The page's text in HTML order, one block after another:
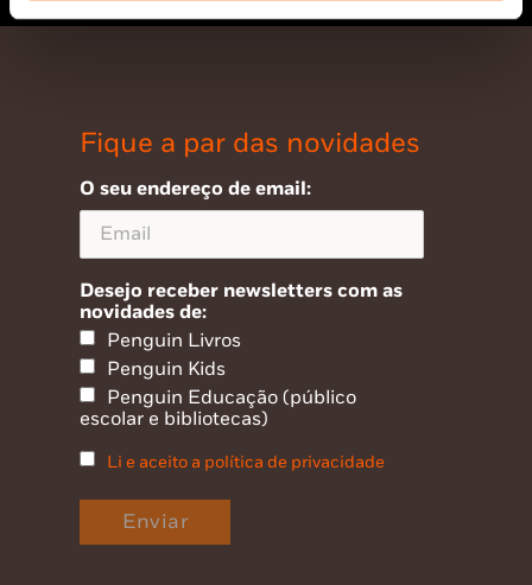
Fique a par das novidades
O seu endereço de email:
Desejo receber newsletters com as
novidades de:
Penguin Livros
Penguin Kids
Penguin Educação (público
escolar e bibliotecas)
Li e aceito a política de privacidade